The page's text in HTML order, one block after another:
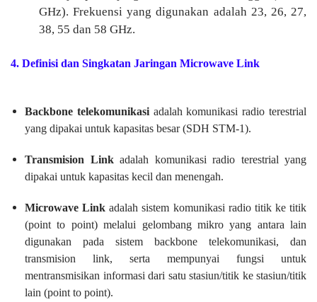
GHz). Frekuensi yang digunakan adalah 23, 26, 27,
38, 55 dan 58 GHz.
4. Definisi dan Singkatan Jaringan Microwave Link
Backbone telekomunikasiadalah komunikasi radio terestrial
yang dipakai untuk kapasitas besar (SDH STM-1).
Transmision Linkadalah komunikasi radio terestrial yang
dipakai untuk kapasitas kecil dan menengah.
Microwave Linkadalah sistem komunikasi radio titik ke titik
(point to point) melalui gelombang mikro yang antara lain
digunakan pada sistem backbone telekomunikasi, dan
transmision link, serta mempunyai fungsi untuk
mentransmisikan informasi dari satu stasiun/titik ke stasiun/titik
lain (point to point).